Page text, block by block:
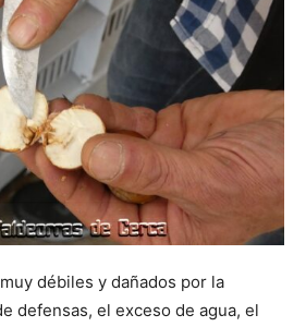
débiles y dañados por la
defensas, el exceso de agua, el